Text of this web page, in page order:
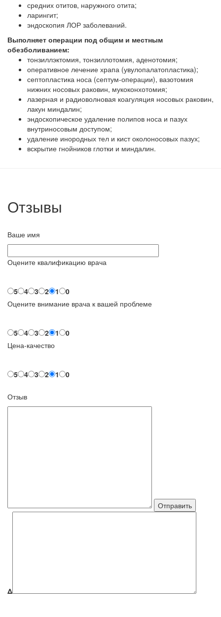
средних отитов, наружного отита;
ларингит;
эндоскопия ЛОР заболеваний.
Выполняет операции под общим и местным
обезболиванием:
тонзиллэктомия, тонзиллотомия, аденотомия;
оперативное лечение храпа (увулопалатопластика);
септопластика носа (септум-операции), вазотомия
нижних носовых раковин, мукоконхотомия;
лазерная и радиоволновая коагуляция носовых раковин,
лакун миндалин;
эндоскопическое удаление полипов носа и пазух
внутриносовым доступом;
удаление инородных тел и кист околоносовых пазух;
вскрытие гнойников глотки и миндалин.
Отзывы
Ваше имя
Оцените квалификацию врача
5 4 3 2 1
0
Оцените внимание врача к вашей проблеме
5 4 3 2 1
0
Цена-качество
5 4 3 2 1 0
Отзыв
Δ